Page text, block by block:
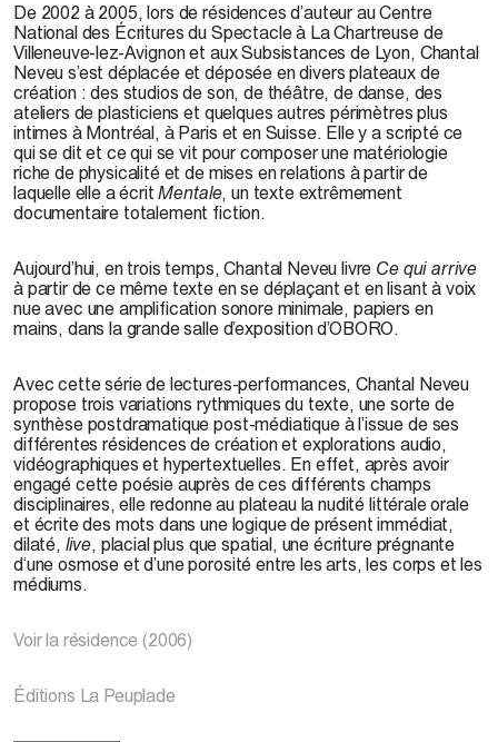
De 2002 à 2005, lors de résidences d’auteur au Centre
National des Écritures du Spectacle à La Chartreuse de
Villeneuve-lez-Avignon et aux Subsistances de Lyon, Chantal
Neveu s’est déplacée et déposée en divers plateaux de
création : des studios de son, de théâtre, de danse, des
ateliers de plasticiens et quelques autres périmètres plus
intimes à Montréal, à Paris et en Suisse. Elle y a scripté ce
qui se dit et ce qui se vit pour composer une matériologie
riche de physicalité et de mises en relations à partir de
laquelle elle a écritMentale, un texte extrêmement
documentaire totalement fiction.
Aujourd’hui, en trois temps, Chantal Neveu livre Ce qui arrive
à partir de ce même texte en se déplaçant et en lisant à voix
nue avec une amplification sonore minimale, papiers en
mains, dans la grande salle d’exposition d’OBORO.
Avec cette série de lectures-performances, Chantal Neveu
propose trois variations rythmiques du texte, une sorte de
synthèse postdramatique post-médiatique à l’issue de ses
différentes résidences de création et explorations audio,
vidéographiques et hypertextuelles. En effet, après avoir
engagé cette poésie auprès de ces différents champs
disciplinaires, elle redonne au plateau la nudité littérale orale
et écrite des mots dans une logique de présent immédiat,
dilaté, live, placial plus que spatial, une écriture prégnante
d‘une osmose et d’une porosité entre les arts, les corps et les
médiums.
Voir la résidence (2006)
Éditions La Peuplade